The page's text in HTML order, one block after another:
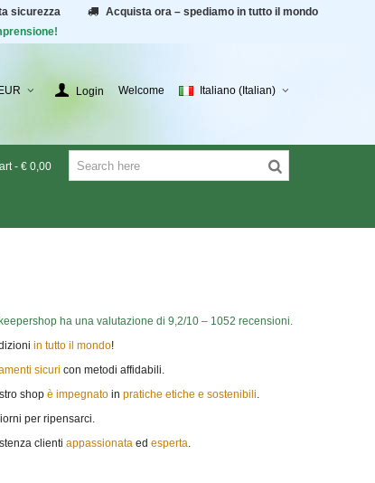
sicurezza
Acquista ora – spediamo in tutto il mondo
Login Welcome Italiano (Italian)
- € 0,00
ha una valutazione di 9,2/10 –1052 recensioni.
in tutto il mondo!
sicuri con metodi affidabili.
shop è impegnatoin pratiche etiche e sostenibili.
per ripensarci.
clienti appassionataed esperta.